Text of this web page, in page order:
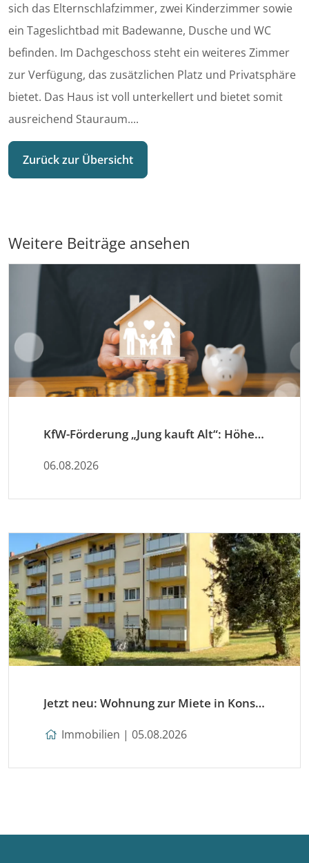
sich das Elternschlafzimmer, zwei Kinderzimmer sowie
ein Tageslichtbad mit Badewanne, Dusche und WC
befinden. Im Dachgeschoss steht ein weiteres Zimmer
zur Verfügung, das zusätzlichen Platz und Privatsphäre
bietet. Das Haus ist voll unterkellert und bietet somit
ausreichend Stauraum....
Zurück zur Übersicht
Weitere Beiträge ansehen
KfW-Förderung „Jung kauft Alt“: Höhere Kredite ab August 2026
06.08.2026
Jetzt neu: Wohnung zur Miete in Konstanz
Immobilien | 05.08.2026